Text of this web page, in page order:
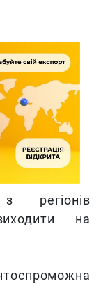
регіонів
на